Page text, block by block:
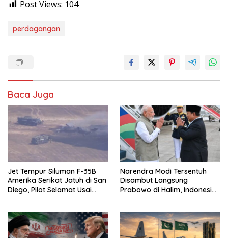
Post Views: 104
perdagangan
Baca Juga
Jet Tempur Siluman F-35B
Amerika Serikat Jatuh di San
Diego, Pilot Selamat Usai
Narendra Modi Tersentuh
Disambut Langsung
Prabowo di Halim, Indonesia